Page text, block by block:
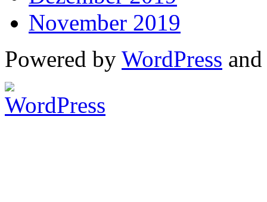
November 2019
Powered by WordPress